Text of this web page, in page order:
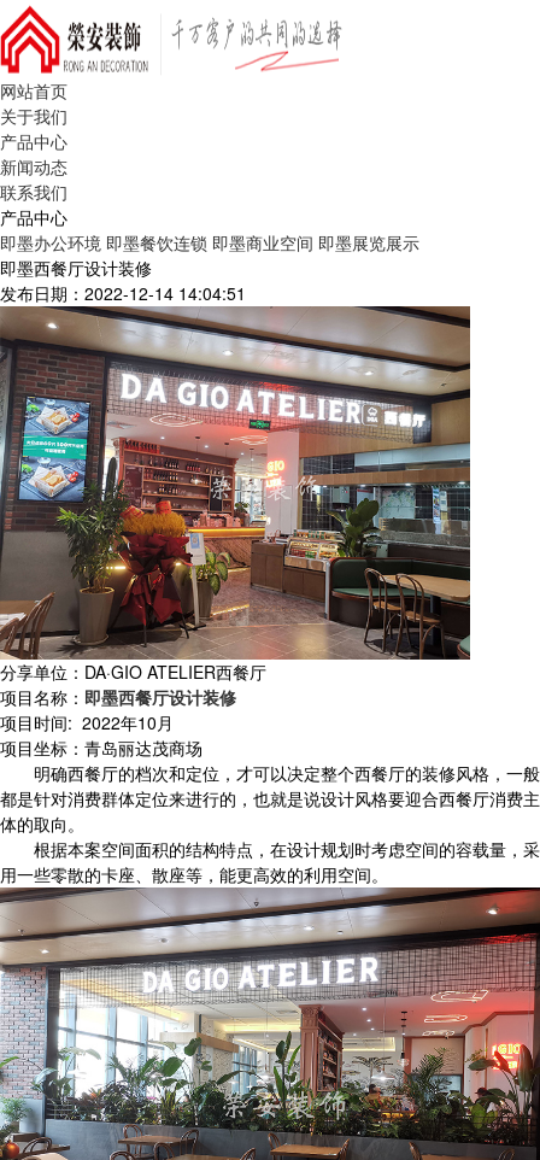
网站首页
关于我们
产品中心
新闻动态
联系我们
产品中心
即墨办公环境 即墨餐饮连锁 即墨商业空间 即墨展览展示
即墨西餐厅设计装修
发布日期：2022-12-14 14:04:51
分享单位：DA·GIO ATELIER西餐厅
项目名称： 即墨西餐厅设计装修
项目时间: 2022年10月
项目坐标：青岛丽达茂商场
明确西餐厅的档次和定位，才可以决定整个西餐厅的装修风格，一般
都是针对消费群体定位来进行的，也就是说设计风格要迎合西餐厅消费主
体的取向。
根据本案空间面积的结构特点，在设计规划时考虑空间的容载量，采
用一些零散的卡座、散座等，能更高效的利用空间。